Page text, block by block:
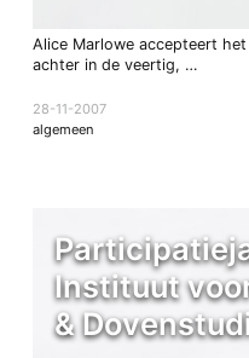
Alice Marlowe accepteert
achter in de veertig, …
28-11-2007
algemeen
Instituut
&